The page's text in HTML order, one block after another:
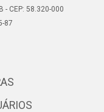
- CEP: 58.320-000
87